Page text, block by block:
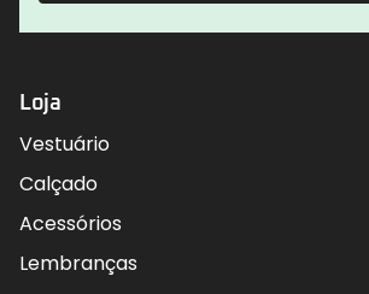
Loja
Vestuário
Calçado
Acessórios
Lembranças